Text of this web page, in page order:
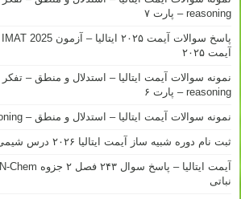
reasoning – پارت ۷
آیمت ۲۰۲۵
reasoning – پارت ۶
نمونه سوالات آیمت ایتالیا – استدلال و منطق – Logical reasoning – پارت ۵
ثبت نام دوره شبیه ساز آیمت ایتالیا ۲۰۲۶ درس شیمی IMAT استاد نباتی
نباتی